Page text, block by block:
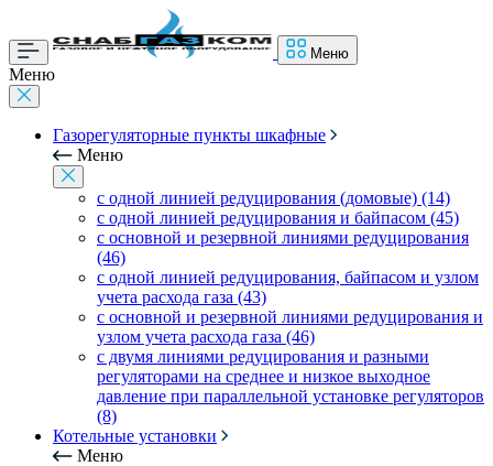
Меню
Меню
Газорегуляторные пункты шкафные
Меню
с одной линией редуцирования (домовые) (14)
с одной линией редуцирования и байпасом (45)
с основной и резервной линиями редуцирования
(46)
с одной линией редуцирования, байпасом и узлом
учета расхода газа (43)
с основной и резервной линиями редуцирования и
узлом учета расхода газа (46)
с двумя линиями редуцирования и разными
регуляторами на среднее и низкое выходное
давление при параллельной установке регуляторов
(8)
Котельные установки
Меню